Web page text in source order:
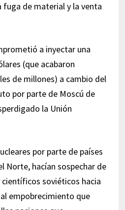
fuga de material y la venta
a inyectar una
(que acabaron
de millones) a cambio del
por parte de Moscú de
la Unión
por parte de países
Norte, hacían sospechar de
soviéticos hacia
empobrecimiento que